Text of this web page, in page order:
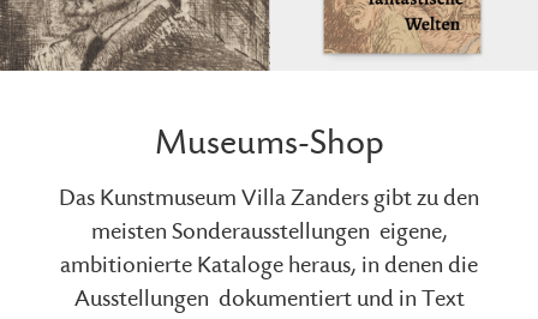
Museums-Shop
Das Kunstmuseum Villa Zanders gibt zu den
meisten Sonderausstellungen eigene,
ambitionierte Kataloge heraus, in denen die
Ausstellungen dokumentiert und in Text